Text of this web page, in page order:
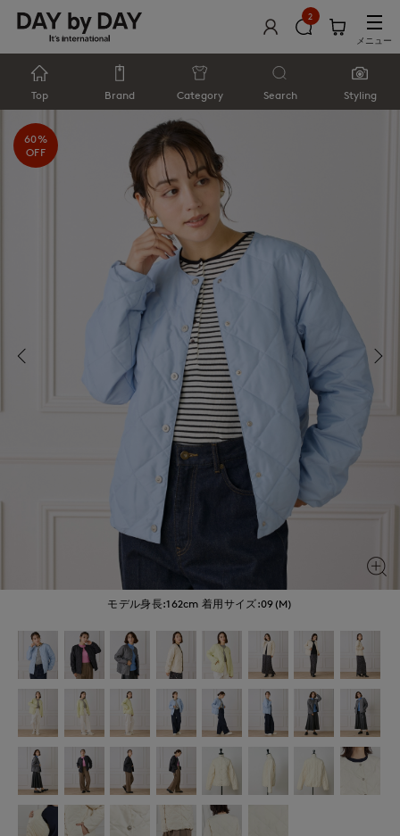
2
メニュー
Top Brand Category Search Styling
モデル身長:162cm 着用サイズ:09(M)
60%
OFF